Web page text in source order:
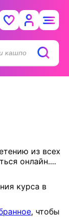
из всех
онлайн....
курса в
, чтобы